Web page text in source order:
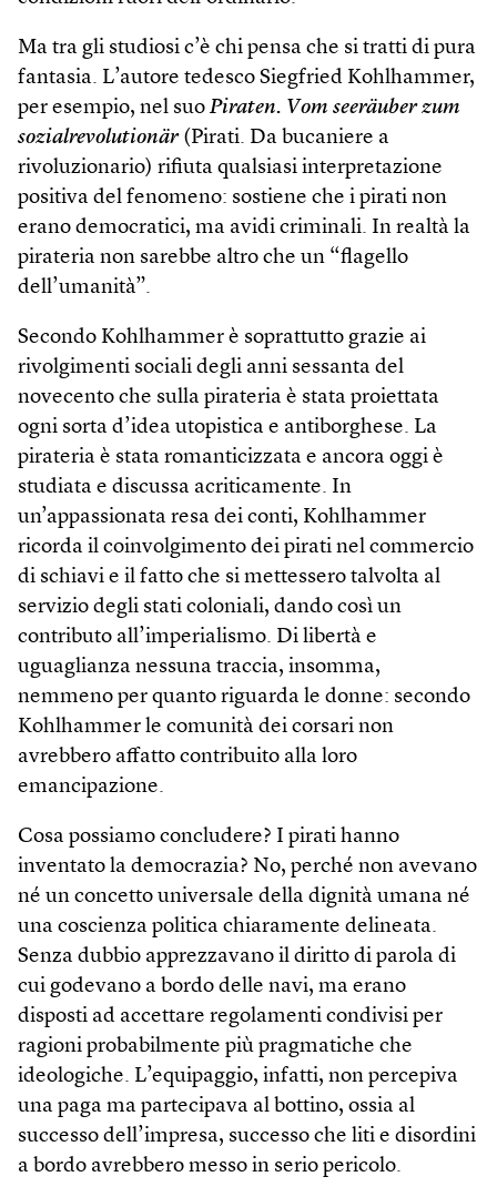
Ma tra gli studiosi c’è chi pensa che si tratti di pura
fantasia. L’autore tedesco Sieg­fried Kohlhammer,
per esempio, nel suo Piraten. Vom seeräuber zum
sozialrevolutionär(Pirati. Da bucaniere a
rivoluzionario) rifiuta qualsiasi interpretazione
positiva del fenomeno: sostiene che i pirati non
erano democratici, ma avidi criminali. In realtà la
pirateria non sarebbe altro che un “flagello
dell’umanità”.
Secondo Kohlhammer è soprattutto grazie ai
rivolgimenti sociali degli anni sessanta del
novecento che sulla pirateria è stata proiettata
ogni sorta d’idea utopistica e antiborghese. La
pirateria è stata romanticizzata e ancora oggi è
studiata e discussa acriticamente. In
un’appassionata resa dei conti, Kohlhammer
ricorda il coinvolgimento dei pirati nel commercio
di schiavi e il fatto che si mettessero talvolta al
servizio degli stati coloniali, dando così un
contributo all’imperialismo. Di libertà e
uguaglianza nessuna traccia, insomma,
nemmeno per quanto riguarda le donne: secondo
Kohlhammer le comunità dei corsari non
avrebbero affatto contribuito alla loro
emancipazione.
Cosa possiamo concludere? I pirati hanno
inventato la democrazia? No, perché non avevano
né un concetto universale della dignità umana né
una coscienza politica chiaramente delineata.
Senza dubbio apprezzavano il diritto di parola di
cui godevano a bordo delle navi, ma erano
disposti ad accettare regolamenti condivisi per
ragioni probabilmente più pragmatiche che
ideologiche. L’equipaggio, infatti, non percepiva
una paga ma partecipava al bottino, ossia al
successo dell’impresa, successo che liti e disordini
a bordo avrebbero messo in serio pericolo.